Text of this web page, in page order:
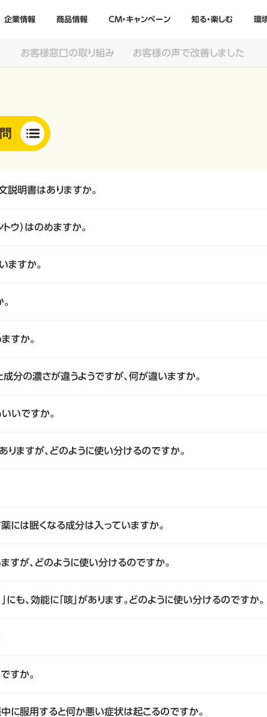
企業情報 商品情報 CM・キャンペーン 知る・楽しむ 環
お客様窓口の取り組み お客様の声で改善しました
説明書はありますか。
ウ）はのめますか。
ますか。
すか。
成分の濃さが違うようですが、何が違いますか。
いですか。
ありますが、どのように使い分けるのですか。
には眠くなる成分は入っていますか。
ますが、どのように使い分けるのですか。
」にも、効能に「咳」があります。どのように使い分けるのですか。
すか。
に服用すると何か悪い症状は起こるのですか。